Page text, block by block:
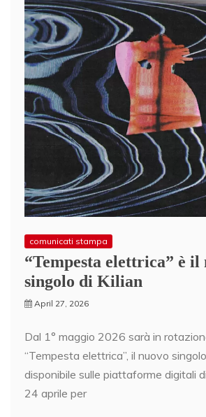
comunicati stampa
“Tempesta elettrica” è il
singolo di Kilian
April 27, 2026
Dal 1° maggio 2026 sarà in
“Tempesta elettrica”, il nuovo
disponibile sulle piattaforme digitali
24 aprile per